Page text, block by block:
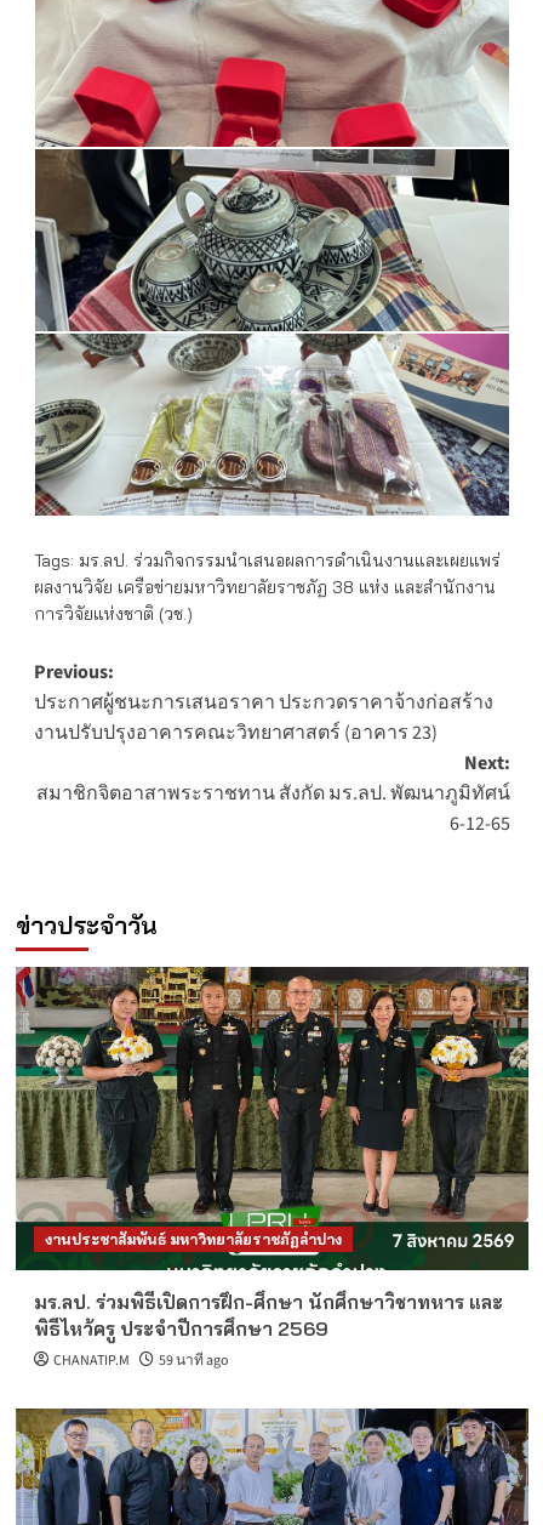
Tags: มร.ลป. ร่วมกิจกรรมนำเสนอผลการดำเนินงานและเผยแพร่
ผลงานวิจัย เครือข่ายมหาวิทยาลัยราชภัฏ 38 แห่ง และสำนักงาน
การวิจัยแห่งชาติ (วช.)
Post
navigation
Previous:
ประกาศผู้ชนะการเสนอราคา ประกวดราคาจ้างก่อสร้าง
งานปรับปรุงอาคารคณะวิทยาศาสตร์ (อาคาร 23)
Next:
สมาชิกจิตอาสาพระราชทาน สังกัด มร.ลป. พัฒนาภูมิทัศน์
6-12-65
ข่าวประจำวัน
งานประชาสัมพันธ์ มหาวิทยาลัยราชภัฏลำปาง
มร.ลป. ร่วมพิธีเปิดการฝึก-ศึกษา นักศึกษาวิชาทหาร และ
พิธีไหว้ครู ประจำปีการศึกษา 2569
CHANATIP.M 59 นาที ago